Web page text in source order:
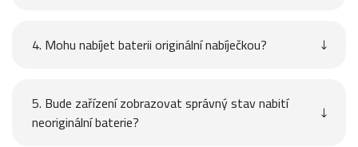
4. Mohu nabíjet baterii originální nabíječkou?
5. Bude zařízení zobrazovat správný stav nabití
neoriginální baterie?